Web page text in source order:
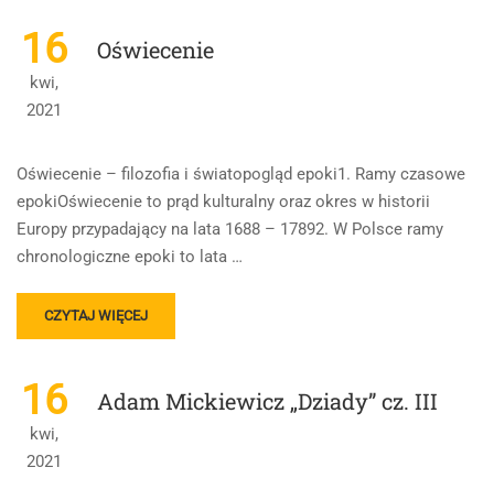
BIBLIA
16
kwi,
2021
Oświecenie
Oświecenie – filozofia i światopogląd epoki1. Ramy czasowe
epokiOświecenie to prąd kulturalny oraz okres w historii
Europy przypadający na lata 1688 – 17892. W Polsce ramy
chronologiczne epoki to lata …
READ
MORE
OŚWIECENIE
CZYTAJ WIĘCEJ
16
kwi,
2021
Adam Mickiewicz „Dziady” cz. III